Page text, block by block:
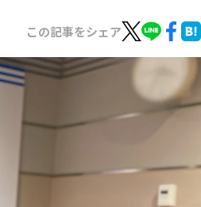
この記事をシェア